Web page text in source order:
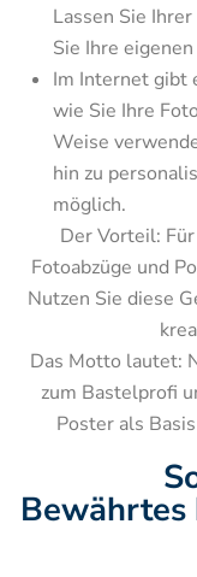
Lassen Sie
Sie Ihre
Im Internet gibt
wie Sie Ihre
Weise
hin zu
möglich.
Der Vorteil:
Fotoabzüge und
Nutzen Sie diese
Das Motto lautet:
zum Bastelprofi
Poster als